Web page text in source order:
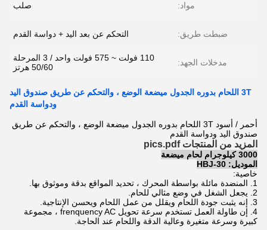
مواد: صلب
ضبطت طريق: التحكم عن بعد اليد + دواسة القدم
مدخلات الجهد:
110 فولت ~ 575 فولت واحد / 3 المرحلة
50/60 هرتز
3T اللحام بدوره الجدول ميضعة الوضع ، والتحكم عن طريق صندوق اليد
ودواسة القدم
أحمر / أسود 3T اللحام بدوره الجدول ميضعة الوضع ، والتحكم عن طريق
صندوق اليد ودواسة القدم
المزيد من المنتجات pics.pdf
3000 كيلوجرام لحام ميضعة
الموديل: HBJ-30
خاصية:
1. المنضدة مائلة بواسطة المحرك ، تحديد المواقع بدقة وموثوق بها.
2. يجعل الشغل في وضع مثالي للحام.
3. إنه يثبت جودة اللحام ويقلل من عمل اللحام ويحسن الإنتاجية.
4. إن طاولة العمل تستخدم سرعة تحويل frenquency AC ، مجموعة
كبيرة وسرعة متغيرة وعالية الدقة واللحام عند الحاجة.